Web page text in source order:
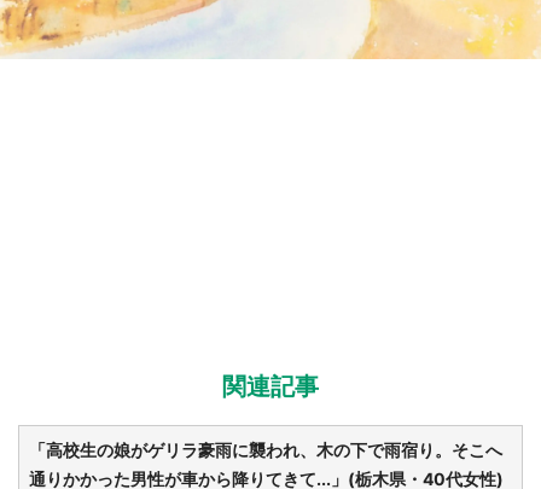
関連記事
「高校生の娘がゲリラ豪雨に襲われ、木の下で雨宿り。そこへ
通りかかった男性が車から降りてきて...」(栃木県・40代女性)